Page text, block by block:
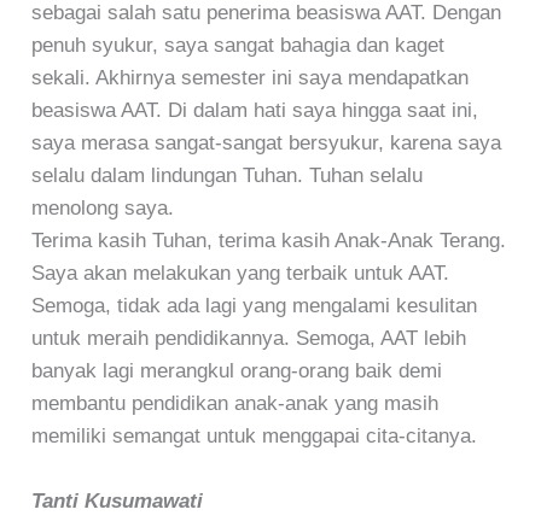
sebagai salah satu penerima beasiswa AAT. Dengan
penuh syukur, saya sangat bahagia dan kaget
sekali. Akhirnya semester ini saya mendapatkan
beasiswa AAT. Di dalam hati saya hingga saat ini,
saya merasa sangat-sangat bersyukur, karena saya
selalu dalam lindungan Tuhan. Tuhan selalu
menolong saya.
Terima kasih Tuhan, terima kasih Anak-Anak Terang.
Saya akan melakukan yang terbaik untuk AAT.
Semoga, tidak ada lagi yang mengalami kesulitan
untuk meraih pendidikannya. Semoga, AAT lebih
banyak lagi merangkul orang-orang baik demi
membantu pendidikan anak-anak yang masih
memiliki semangat untuk menggapai cita-citanya.
Tanti Kusumawati